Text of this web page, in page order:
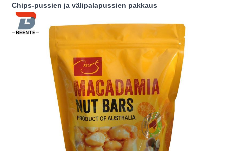
Chips-pussien ja välipalapussien pakkaus